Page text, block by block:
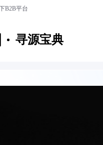
B2B平台
寻源宝典